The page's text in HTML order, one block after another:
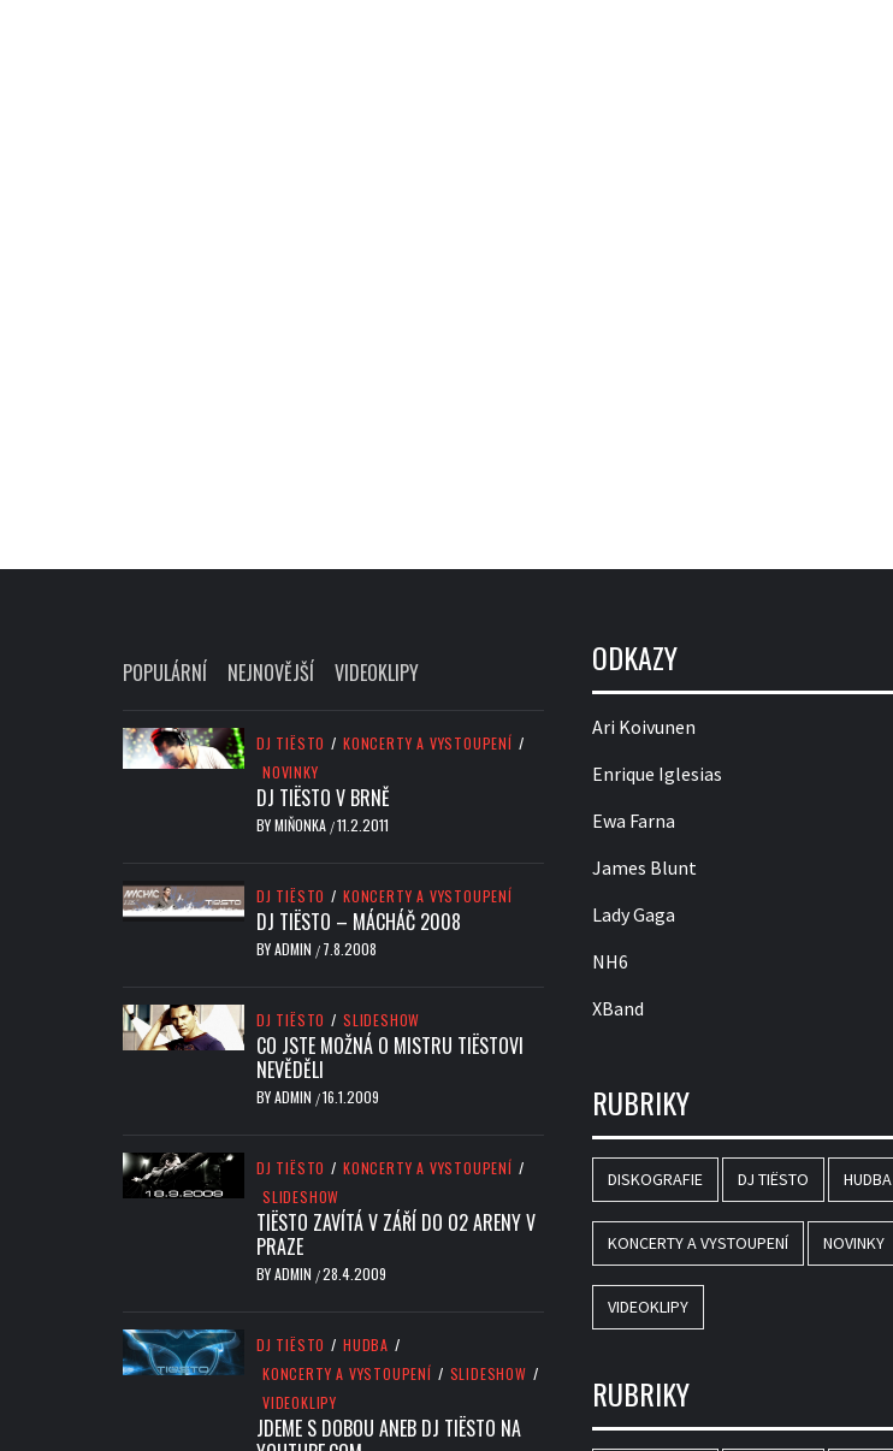
POPULÁRNÍ NEJNOVĚJŠÍ VIDEOKLIPY
DJ TIËSTO / KONCERTY A VYSTOUPENÍ /
NOVINKY
DJ TIËSTO V BRNĚ
BYMIŇONKA /11.2.2011
DJ TIËSTO / KONCERTY A VYSTOUPENÍ
DJ TIËSTO – MÁCHÁČ 2008
BYADMIN / 7.8.2008
DJ TIËSTO / SLIDESHOW
CO JSTE MOŽNÁ O MISTRU TIËSTOVI
NEVĚDĚLI
BYADMIN /16.1.2009
DJ TIËSTO / KONCERTY A VYSTOUPENÍ /
SLIDESHOW
TIËSTO ZAVÍTÁ V ZÁŘÍ DO O2 ARENY V
PRAZE
BYADMIN /28.4.2009
DJ TIËSTO / HUDBA /
KONCERTY A VYSTOUPENÍ / SLIDESHOW /
VIDEOKLIPY
JDEME S DOBOU ANEB DJ TIËSTO NA
ODKAZY
Ari Koivunen
Enrique Iglesias
Ewa Farna
James Blunt
Lady Gaga
NH6
XBand
RUBRIKY
DISKOGRAFIE DJ TIËSTO HUDBA
KONCERTY A VYSTOUPENÍ NOVINKY
VIDEOKLIPY
RUBRIKY